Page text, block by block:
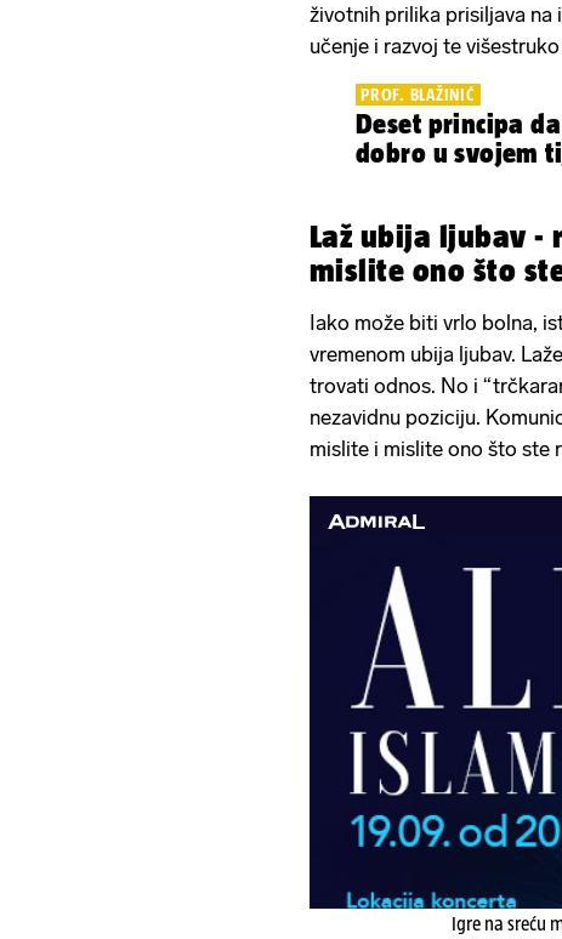
životnih prilika prisiljava na
učenje i razvoj te
PROF. BLAŽINIĆ
Deset principa
dobro u svojem
Laž ubija ljubav -
mislite ono što
Iako može biti vrlo bolna,
vremenom ubija ljubav.
trovati odnos. No i
nezavidnu poziciju.
mislite i mislite ono što ste
Igre na sreću